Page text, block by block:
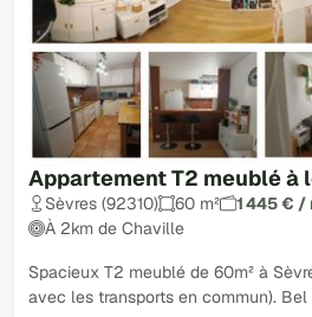
Appartement T2 meublé à
Sèvres (92310) 60 m²
1 445 € /
À 2km de Chaville
Spacieux T2 meublé de 60m² à
avec les transports en commun).